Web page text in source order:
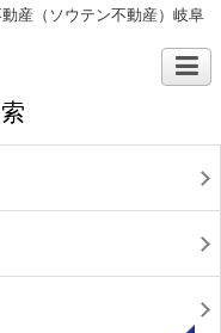
産（ソウテン不動産）岐阜